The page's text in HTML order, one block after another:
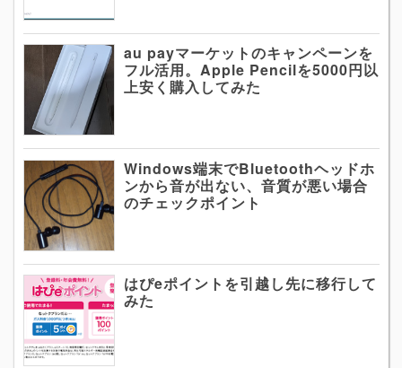
au payマーケットのキャンペーンを
フル活用。Apple Pencilを5000円以
上安く購入してみた
Windows端末でBluetoothヘッドホ
ンから音が出ない、音質が悪い場合
のチェックポイント
はぴeポイントを引越し先に移行して
みた